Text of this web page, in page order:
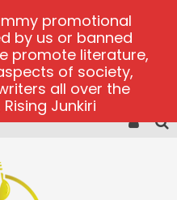
demo games
official site
promotional
by us or banned
promote literature,
of society,
all over the
Junkiri